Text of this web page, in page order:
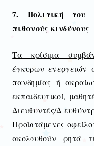
7. Πολιτική του
πιθανούς κινδύνους
Τα κρίσιμα
έγκυρων ενεργειών
πανδημίας ή
εκπαιδευτικοί,
Διευθυντές/
Προϊστάμενες
ακολουθούν ρητά